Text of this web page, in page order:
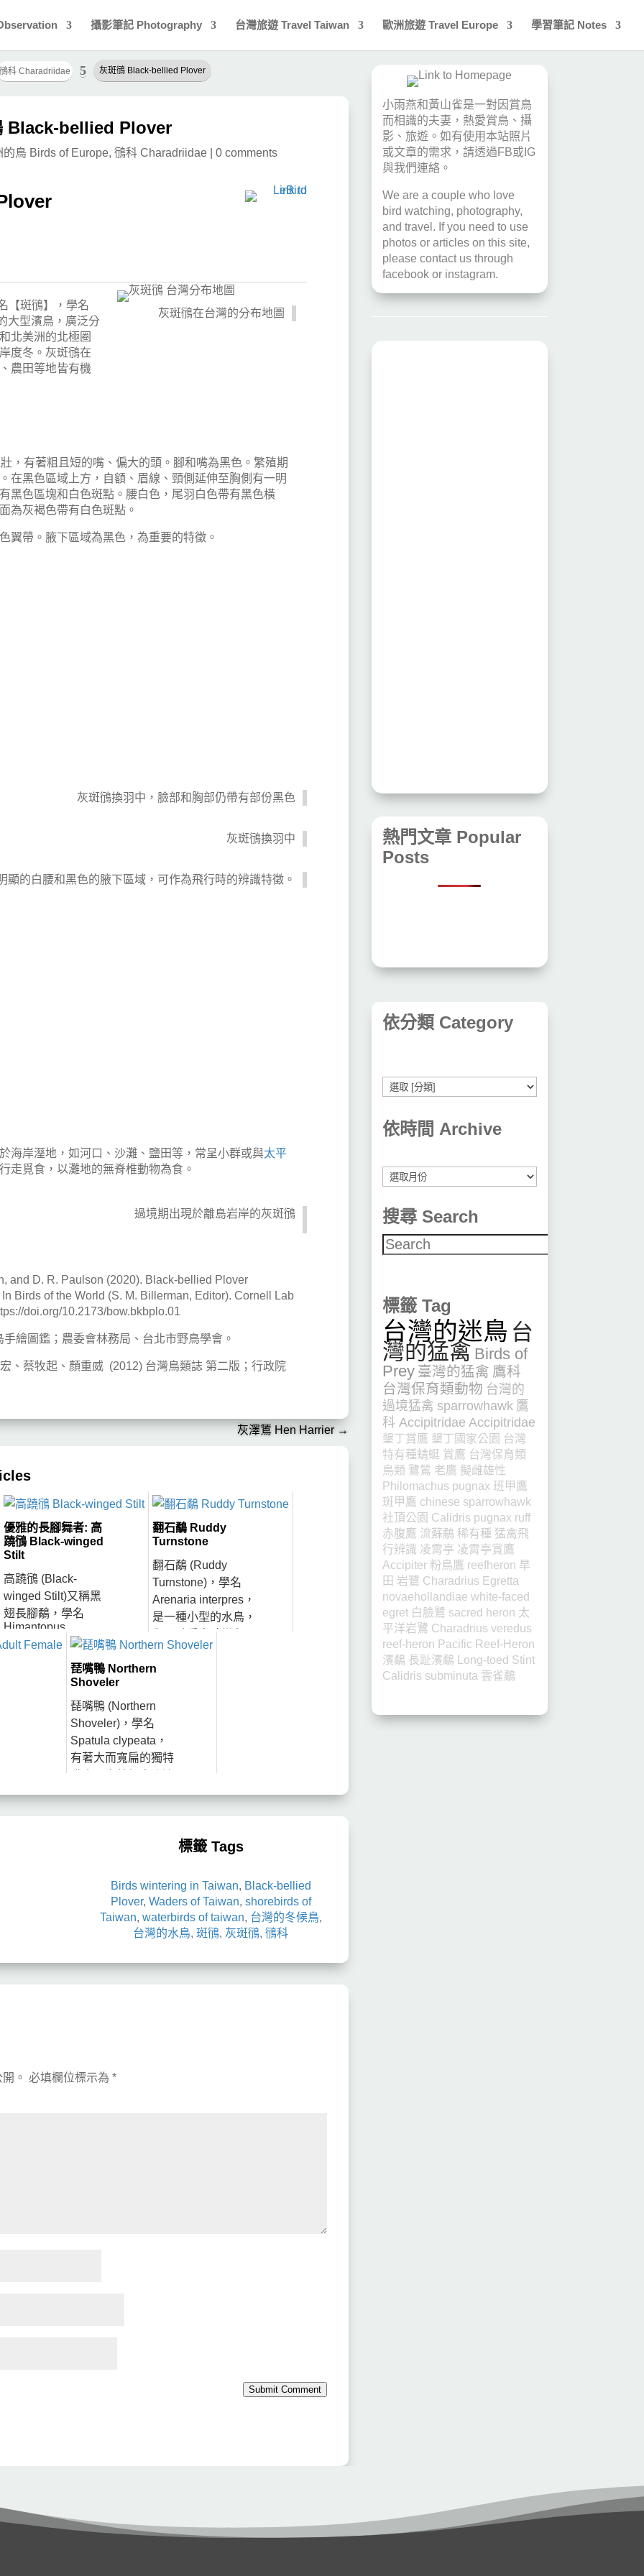
攝影筆記 Photography 台灣旅遊 Travel Taiwan 歐洲旅遊 Travel Europe 學習筆記 Notes
鴴科 Charadriidae 5 灰斑鴴 Black-bellied Plover
Black-bellied Plover
的鳥 Birds of Europe,鴴科 Charadriidae |0 comments
【斑鴴】，學名
大型濱鳥，廣泛分
北美洲的北極圈
度冬。灰斑鴴在
農田等地皆有機
灰斑鴴在台灣的分布地圖
，有著粗且短的嘴、偏大的頭。腳和嘴為黑色。繁殖期
在黑色區域上方，自額、眉線、頸側延伸至胸側有一明
黑色區塊和白色斑點。腰白色，尾羽白色帶有黑色橫
為灰褐色帶有白色斑點。
翼帶。腋下區域為黑色，為重要的特徵。
灰斑鴴換羽中，臉部和胸部仍帶有部份黑色
灰斑鴴換羽中
顯的白腰和黑色的腋下區域，可作為飛行時的辨識特徵。
海岸溼地，如河口、沙灘、鹽田等，常呈小群或與太平
走覓食，以灘地的無脊椎動物為食。
過境期出現於離島岩岸的灰斑鴴
and D. R. Paulson (2020). Black-bellied Plover
Birds of the World (S. M. Billerman, Editor). Cornell Lab
doi.org/10.2173/bow.bkbplo.01
繪圖鑑；農委會林務局、台北市野鳥學會。
、蔡牧起、顏重威 (2012) 台灣鳥類誌 第二版；行政院
灰澤鵟 Hen Harrier→
優雅的長腳舞者: 高
蹺鴴 Black-winged
Stilt
高蹺鴴 (Black-
winged Stilt)又稱黑
翅長腳鷸，學名
Himantopus
himantopus，廣泛分
布於各大洲。在台灣
繁殖的是高蹺鴴的指
himantopus，全...
翻石鷸 Ruddy
Turnstone
翻石鷸 (Ruddy
Turnstone)，學名
Arenaria interpres，
是一種小型的水鳥，
翻石鷸覓食時常翻開
石塊或貝殼，是翻石
鷸中文和英文俗名的
布於全球各大洲。夏
季於北...
琵嘴鴨 Northern
Shoveler
琵嘴鴨 (Northern
Shoveler)，學名
Spatula clypeata，
有著大而寬扁的獨特
合在水中濾食小型無
標籤 Tags
Birds wintering in Taiwan, Black-bellied
Plover, Waders of Taiwan, shorebirds of
Taiwan, waterbirds of taiwan, 台灣的冬候鳥,
台灣的水鳥,斑鴴, 灰斑鴴,鴴科
。 必填欄位標示為*
Submit Comment
小雨燕和黃山雀是一對因賞鳥
而相識的夫妻，熱愛賞鳥、攝
影、旅遊。如有使用本站照片
或文章的需求，請透過 FB或IG
與我們連絡。
We are a couple who love
bird watching, photography,
and travel. If you need to use
photos or articles on this site,
please contact us through
facebookor instagram.
熱門文章 Popular
Posts
依分類 Category
依時間 Archive
彙
整
搜尋 Search
搜尋
標籤 Tag
台灣的迷鳥 台
灣的猛禽 Birds of
Prey 臺灣的猛禽 鷹科
台灣保育類動物 台灣的
過境猛禽 sparrowhawk 鷹
科 Accipitridae Accipitridae
墾丁賞鷹 墾丁國家公園 台灣
特有種蜻蜓 賞鷹 台灣保育類
鳥類 鷺鷥 老鷹 擬雌雄性
Philomachus pugnax 班甲鷹
斑甲鷹 chinese sparrowhawk
社頂公園 Calidris pugnax ruff
赤腹鷹 流蘇鷸 稀有種 猛禽飛
行辨識 凌霄亭 凌霄亭賞鷹
Accipiter 粉鳥鷹 reefheron 旱
田 岩鷺 Charadrius Egretta
novaehollandiae white-faced
egret 白臉鷺 sacred heron 太
平洋岩鷺 Charadrius veredus
reef-heron Pacific Reef-Heron
濱鷸 長趾濱鷸
Long-toed Stint
Calidris subminuta 雲雀鷸